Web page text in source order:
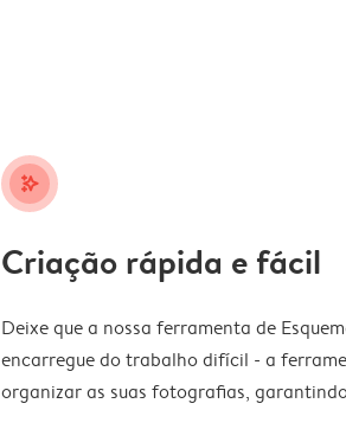
stars_plus
Criação rápida e fácil
Deixe que a nossa ferramenta de
encarregue do trabalho difícil - a
organizar as suas fotografias,